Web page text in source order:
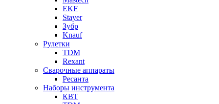
EKF
Stayer
Зубр
Knauf
Рулетки
TDM
Rexant
Сварочные аппараты
Ресанта
Наборы инструмента
КВТ